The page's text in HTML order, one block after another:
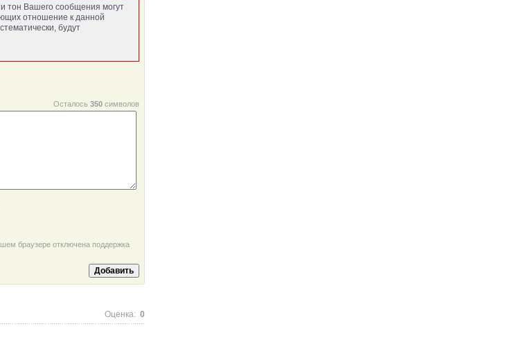
тон Вашего сообщения могут
отношение к данной
будут
Осталось 350 символов
браузере отключена поддержка
Оценка: 0